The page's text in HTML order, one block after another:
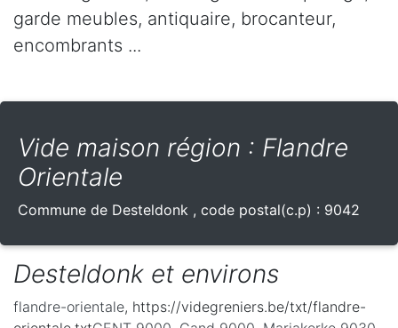
garde meubles, antiquaire, brocanteur,
encombrants ...
Vide maison région : Flandre
Orientale
Commune de Desteldonk , code postal(c.p) : 9042
Desteldonk et environs
flandre-orientale, https://videgreniers.be/txt/flandre-